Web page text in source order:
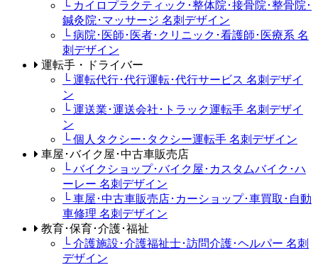
└ カイロプラクティック･整体院･接骨院･整骨院･
鍼灸院･マッサージ 名刺デザイン
└ 病院･医師･医者･クリニック･看護師･医療系 名
刺デザイン
運転手・ドライバー
└ 運転代行･代行運転･代行サービス 名刺デザイ
ン
└ 運送業･運送会社･トラック運転手 名刺デザイ
ン
└ 個人タクシー･タクシー運転手 名刺デザイン
車屋･バイク屋･中古車販売店
└ バイクショップ･バイク屋･カスタムバイク･ハ
ーレー 名刺デザイン
└ 車屋･中古車販売店･カーショップ･車買取･自動
車修理 名刺デザイン
教育･保育･介護･福祉
└ 介護施設･介護福祉士･訪問介護･ヘルパー 名刺
デザイン